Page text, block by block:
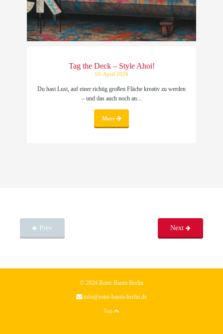
Tag the Deck – Style Ahoi!
10. April 2026
Du hast Lust, auf einer richtig großen Fläche kreativ zu werden
– und das auch noch an...
More
Prev Next
© 2024 Roter Baum Berlin
info@roter-baum-berlin.de
Top